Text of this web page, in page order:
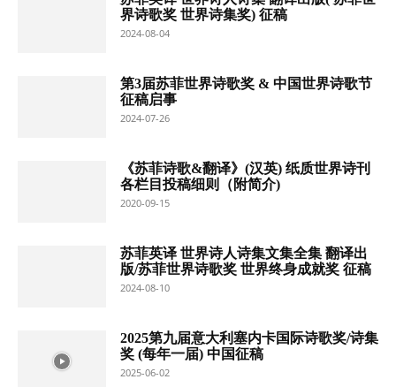
界诗歌奖 世界诗集奖) 征稿
2024-08-04
第3届苏菲世界诗歌奖 & 中国世界诗歌节
征稿启事
2024-07-26
《苏菲诗歌&翻译》(汉英) 纸质世界诗刊
各栏目投稿细则（附简介)
2020-09-15
苏菲英译 世界诗人诗集文集全集 翻译出
版/苏菲世界诗歌奖 世界终身成就奖 征稿
2024-08-10
2025第九届意大利塞内卡国际诗歌奖/诗集
奖 (每年一届) 中国征稿
2025-06-02